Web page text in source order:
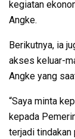
kegiatan
Angke.
Berikutnya, ia
akses keluar-
Angke yang
“Saya minta
kepada
terjadi tindakan